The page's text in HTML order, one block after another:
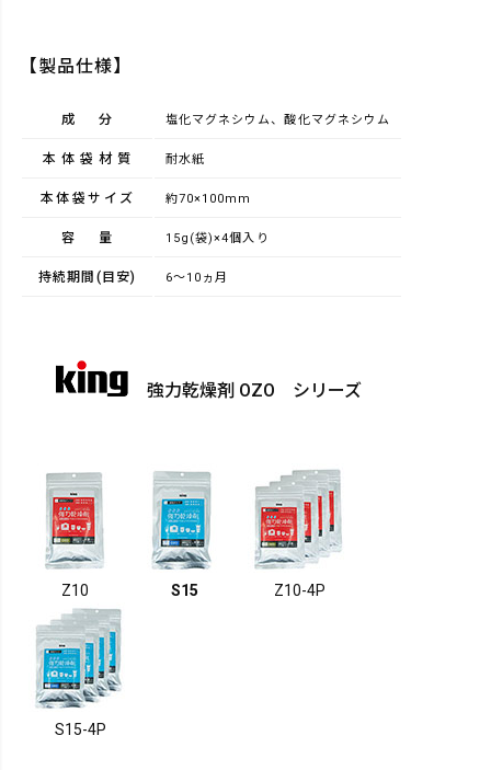
【製品仕様】
成分 塩化マグネシウム、酸化マグネシウム
本体袋材質 耐水紙
本体袋サイズ 約70×100mm
容量 15g(袋)×4個入り
持続期間(目安) 6～10ヵ月
強力乾燥剤 OZO シリーズ
Z10 S15 Z10-4P
S15-4P